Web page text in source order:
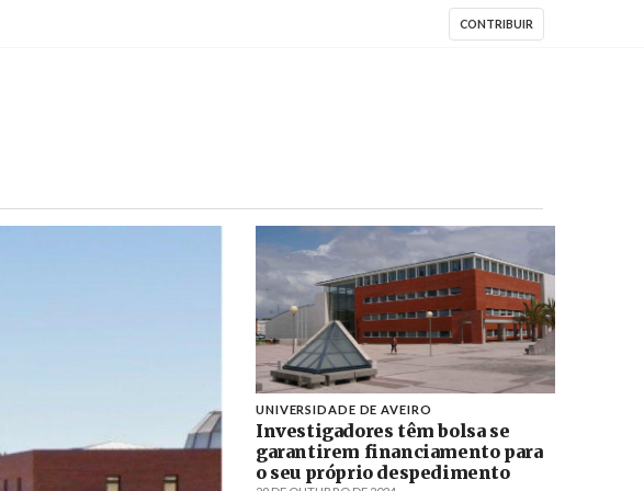
CONTRIBUIR
UNIVERSIDADE DE AVEIRO
Investigadores têm bolsa se
garantirem financiamento para
o seu próprio despedimento